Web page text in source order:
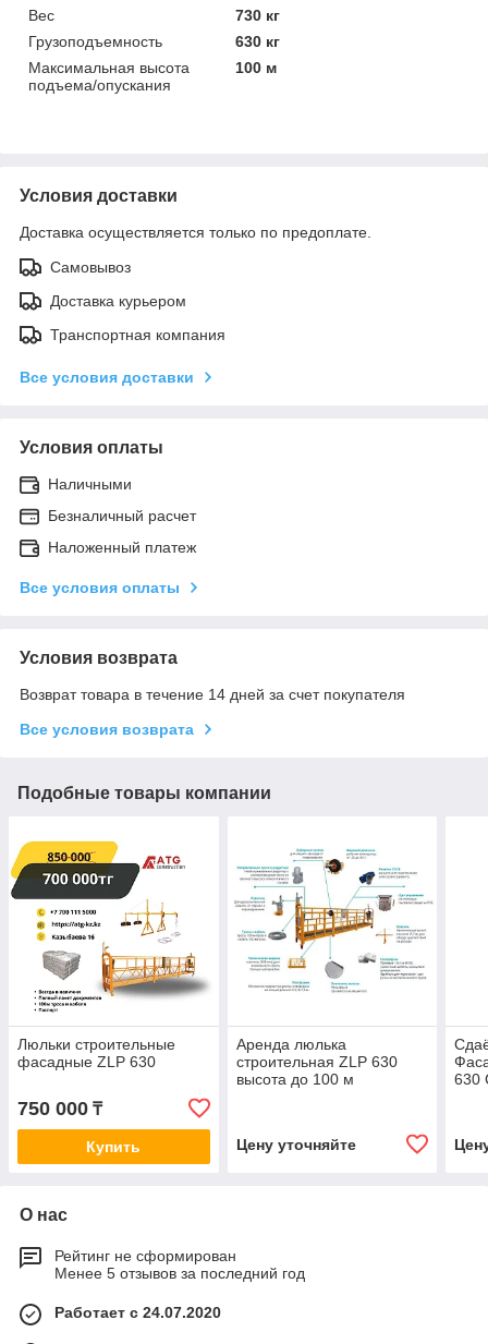
Вес
730 кг
Грузоподъемность
630 кг
Максимальная высота
подъема/опускания
100 м
Условия доставки
Доставка осуществляется только по предоплате.
Самовывоз
Доставка курьером
Транспортная компания
Все условия доставки
Условия оплаты
Наличными
Безналичный расчет
Наложенный платеж
Все условия оплаты
Условия возврата
Возврат товара в течение 14 дней за счет покупателя
Все условия возврата
Подобные товары компании
Люльки строительные
фасадные ZLP 630
750 000 ₸
Купить
Аренда люлька
строительная ZLP 630
высота до 100 м
Цену уточняйте
630
О нас
Рейтинг не сформирован
Менее 5 отзывов за последний год
Работает с 24.07.2020